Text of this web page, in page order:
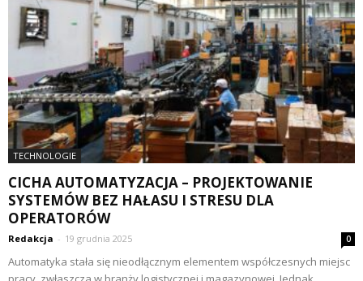
TECHNOLOGIE
CICHA AUTOMATYZACJA – PROJEKTOWANIE
SYSTEMÓW BEZ HAŁASU I STRESU DLA
OPERATORÓW
Redakcja - 19 grudnia 2025 0
Automatyka stała się nieodłącznym elementem współczesnych miejsc